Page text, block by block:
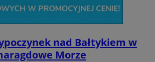
nad Bałtykiem w
Morze